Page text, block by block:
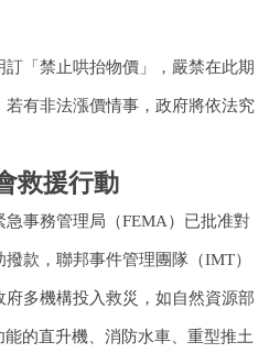
「禁止哄抬物價」，嚴禁在此期
有非法漲價情事，政府將依法究
救援行動
事務管理局（FEMA）已批准對
款，聯邦事件管理團隊（IMT）
多機構投入救災，如自然資源部
能的直升機、消防水車、重型推土